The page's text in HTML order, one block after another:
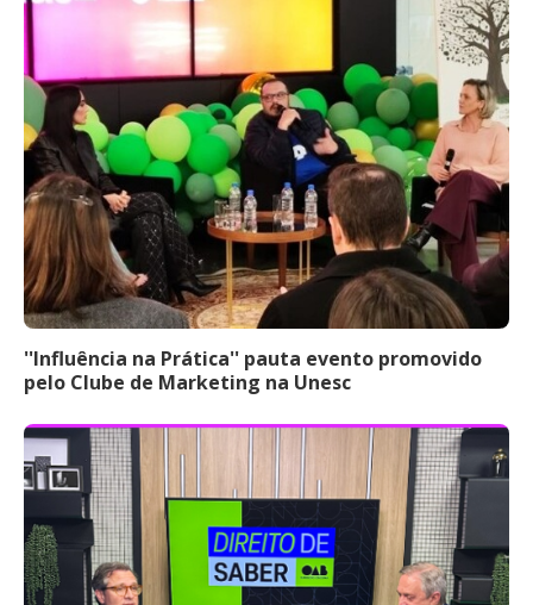
''Influência na Prática'' pauta evento promovido
pelo Clube de Marketing na Unesc